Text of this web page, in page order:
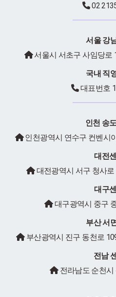
02
서울 강
서울시 서초구 사임당로
국내 직
대표번호
인천 송
인천광역시 연수구 컨벤시
대전
대전광역시 서구 청사
대구
대구광역시 중구
부산 서
부산광역시 진구 동천로
전남
전라남도 순천시